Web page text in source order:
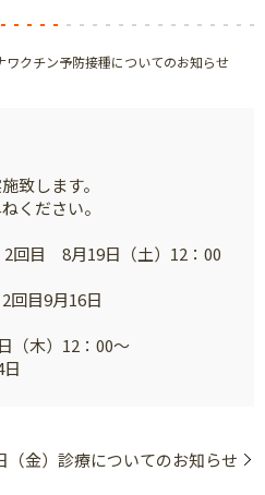
ワクチン予防接種についてのお知らせ
致します。
ください。
目 8月19日（土）12：00
16日
木）12：00～
（金）診療についてのお知らせ